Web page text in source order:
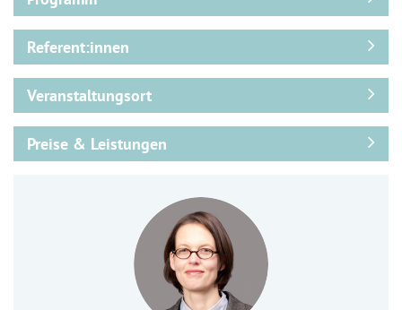
Referent:innen
Veranstaltungsort
Preise & Leistungen